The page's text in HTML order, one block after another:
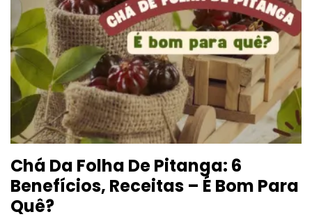
Chá Da Folha De Pitanga: 6
Benefícios, Receitas – É Bom Para
Quê?